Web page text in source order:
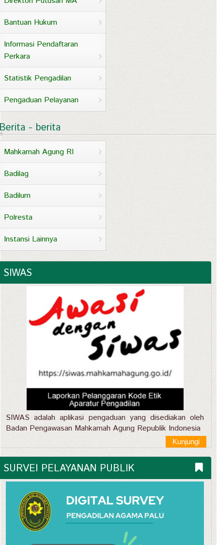
Bantuan Hukum
Informasi Pendaftaran
Perkara
Statistik Pengadilan
Pengaduan Pelayanan
- berita
Mahkamah Agung RI
Badilag
Badilum
Polresta
Instansi Lainnya
SIWAS
SIWAS adalah aplikasi pengaduan yang disediakan oleh
Badan Pengawasan Mahkamah Agung Republik Indonesia
Kunjungi
SURVEI PELAYANAN PUBLIK